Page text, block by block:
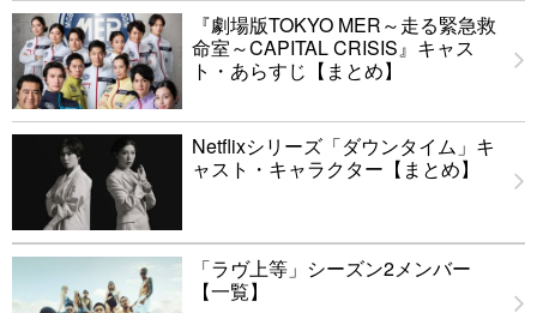
『劇場版TOKYO MER～走る緊急救
命室～CAPITAL CRISIS』キャス
ト・あらすじ【まとめ】
Netflixシリーズ「ダウンタイム」キ
ャスト・キャラクター【まとめ】
「ラヴ上等」シーズン2メンバー
【一覧】